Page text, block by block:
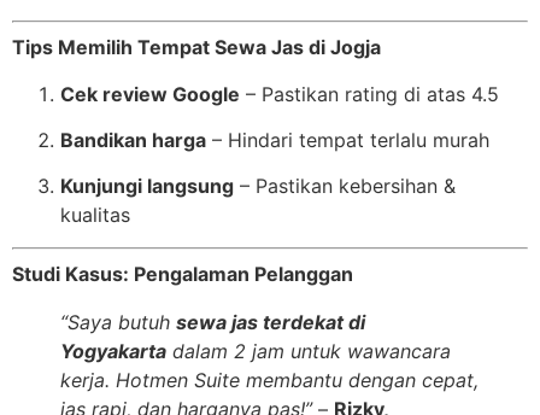
Tips Memilih Tempat Sewa Jas di Jogja
Cek review Google – Pastikan rating di atas 4.5
Bandikan harga – Hindari tempat terlalu murah
Kunjungi langsung – Pastikan kebersihan &
kualitas
Studi Kasus: Pengalaman Pelanggan
“Saya butuh sewa jas terdekat di
Yogyakarta dalam 2 jam untuk wawancara
kerja. Hotmen Suite membantu dengan cepat,
jas rapi, dan harganya pas!”– Rizky,